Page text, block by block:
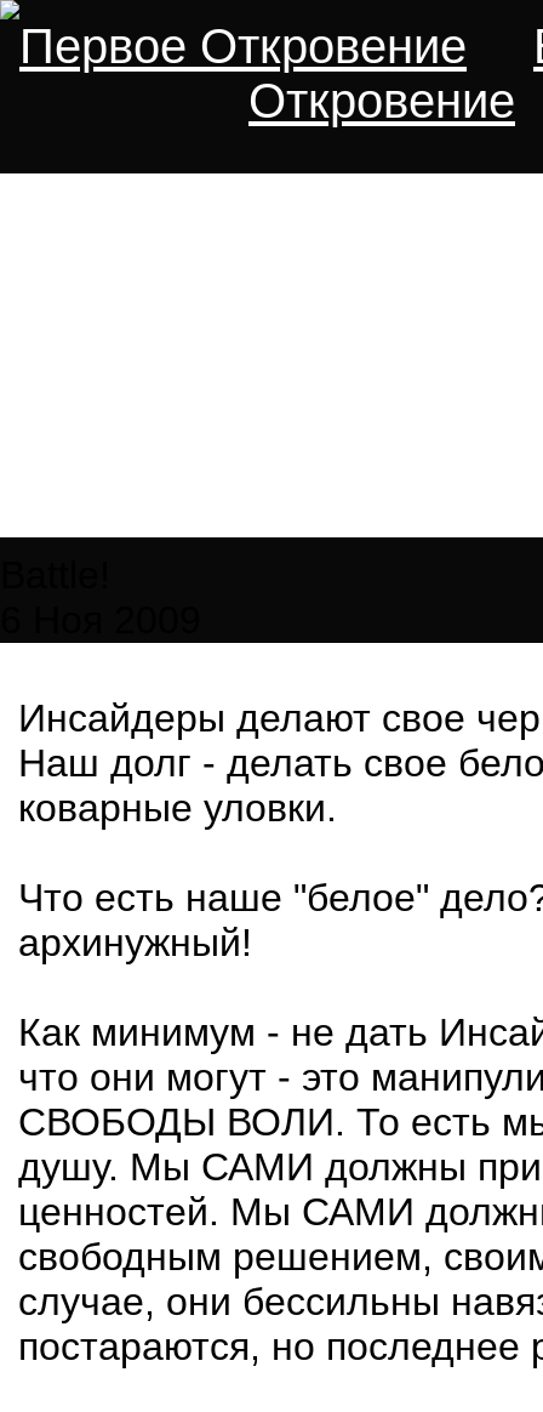
Первое Откровение
Откровение
Инсайдеры делают свое
Наш долг - делать свое
коварные уловки.
Что есть наше "белое"
архинужный!
Как минимум - не дать
что они могут - это
СВОБОДЫ ВОЛИ. То есть
душу. Мы САМИ должны
ценностей. Мы САМИ
свободным решением,
случае, они бессильны
постараются, но